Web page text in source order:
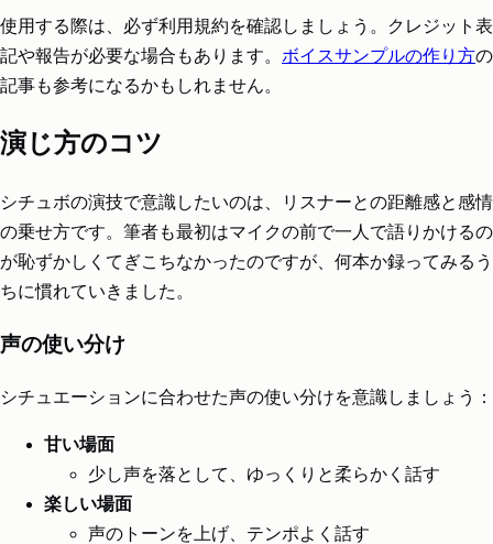
使用する際は、必ず利用規約を確認しましょう。クレジット表
記や報告が必要な場合もあります。 ボイスサンプルの作り方の
記事も参考になるかもしれません。
演じ方のコツ
シチュボの演技で意識したいのは、リスナーとの距離感と感情
の乗せ方です。筆者も最初はマイクの前で一人で語りかけるの
が恥ずかしくてぎこちなかったのですが、何本か録ってみるう
ちに慣れていきました。
声の使い分け
シチュエーションに合わせた声の使い分けを意識しましょう：
甘い場面
少し声を落として、ゆっくりと柔らかく話す
楽しい場面
声のトーンを上げ、テンポよく話す